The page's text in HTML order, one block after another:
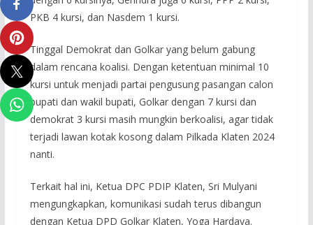
PKB 4 kursi, dan Nasdem 1 kursi.
Tinggal Demokrat dan Golkar yang belum gabung
dalam rencana koalisi. Dengan ketentuan minimal 10
kursi untuk menjadi partai pengusung pasangan calon
bupati dan wakil bupati, Golkar dengan 7 kursi dan
demokrat 3 kursi masih mungkin berkoalisi, agar tidak
terjadi lawan kotak kosong dalam Pilkada Klaten 2024
nanti.
Terkait hal ini, Ketua DPC PDIP Klaten, Sri Mulyani
mengungkapkan, komunikasi sudah terus dibangun
dengan Ketua DPD Golkar Klaten, Yoga Hardaya.